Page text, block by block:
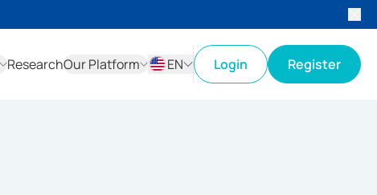
ResearchOur Platform
EN
Login Register